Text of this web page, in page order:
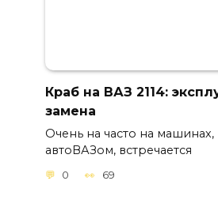
Краб на ВАЗ 2114:
замена
Очень на часто на
автоВАЗом, встречается
0 69